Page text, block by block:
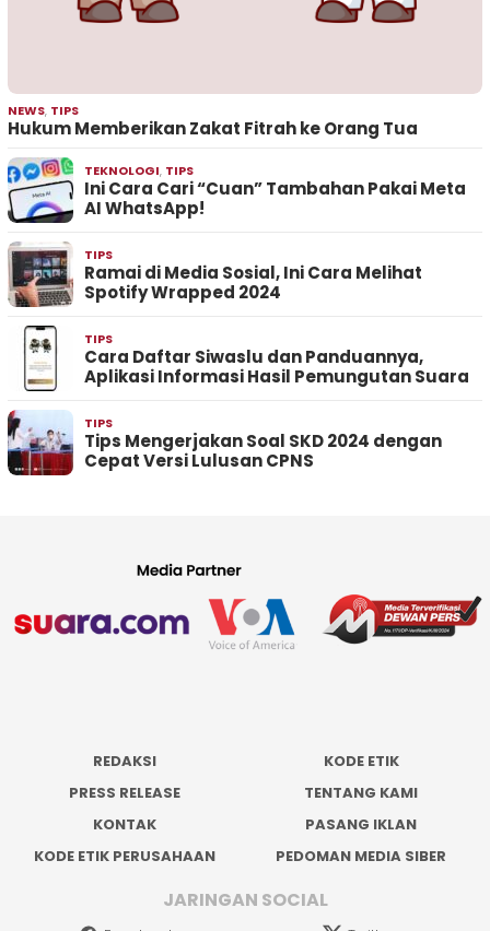
NEWS, TIPS
Hukum Memberikan Zakat Fitrah ke Orang Tua
TEKNOLOGI, TIPS
Ini Cara Cari “Cuan” Tambahan Pakai Meta
AI WhatsApp!
TIPS
Ramai di Media Sosial, Ini Cara Melihat
Spotify Wrapped 2024
TIPS
Cara Daftar Siwaslu dan Panduannya,
Aplikasi Informasi Hasil Pemungutan Suara
TIPS
Tips Mengerjakan Soal SKD 2024 dengan
Cepat Versi Lulusan CPNS
REDAKSI
KODE ETIK
PRESS RELEASE
TENTANG KAMI
KONTAK
PASANG IKLAN
KODE ETIK PERUSAHAAN
PEDOMAN MEDIA SIBER
JARINGAN SOCIAL